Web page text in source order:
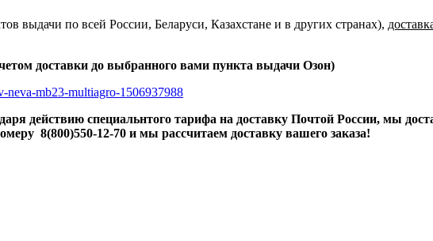
выдачи по всей России, Беларуси, Казахстане и в других странах),
доставки до выбранного вами пункта выдачи Озон)
mb23-multiagro-1506937988
действию специальнтого тарифа на доставку Почтой России, мы
8(800)550-12-70​ и мы рассчитаем доставку вашего заказа!